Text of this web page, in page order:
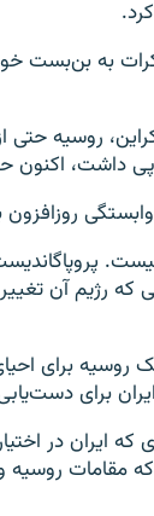
به
روسیه حتی
داشت، اکنون
روزافزون
که رژیم آن
روسیه برای
برای
ایران در
مقامات